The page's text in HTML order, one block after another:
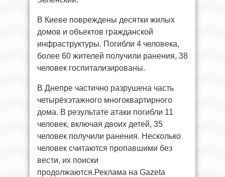
В Киеве повреждены десятки жилых
домов и объектов гражданской
инфраструктуры. Погибли 4 человека,
более 60 жителей получили ранения, 38
человек госпитализированы.
В Днепре частично разрушена часть
четырёхэтажного многоквартирного
дома. В результате атаки погибли 11
человек, включая двоих детей, 35
человек получили ранения. Несколько
человек считаются пропавшими без
вести, их поиски
продолжаются.Реклама на Gazeta